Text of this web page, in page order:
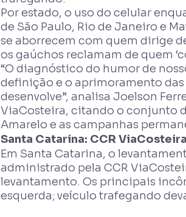
Por estado, o uso do celular
de São Paulo, Rio de Janeiro e
se aborrecem com quem dirige
os gaúchos reclamam de quem
“O diagnóstico do humor de
definição e o aprimoramento
desenvolve”, analisa Joelson
ViaCosteira, citando o conjunto
Amarelo e as campanhas
Santa Catarina: CCR ViaCosteira
Em Santa Catarina, o
administrado pela CCR
levantamento. Os principais
esquerda; veículo trafegando